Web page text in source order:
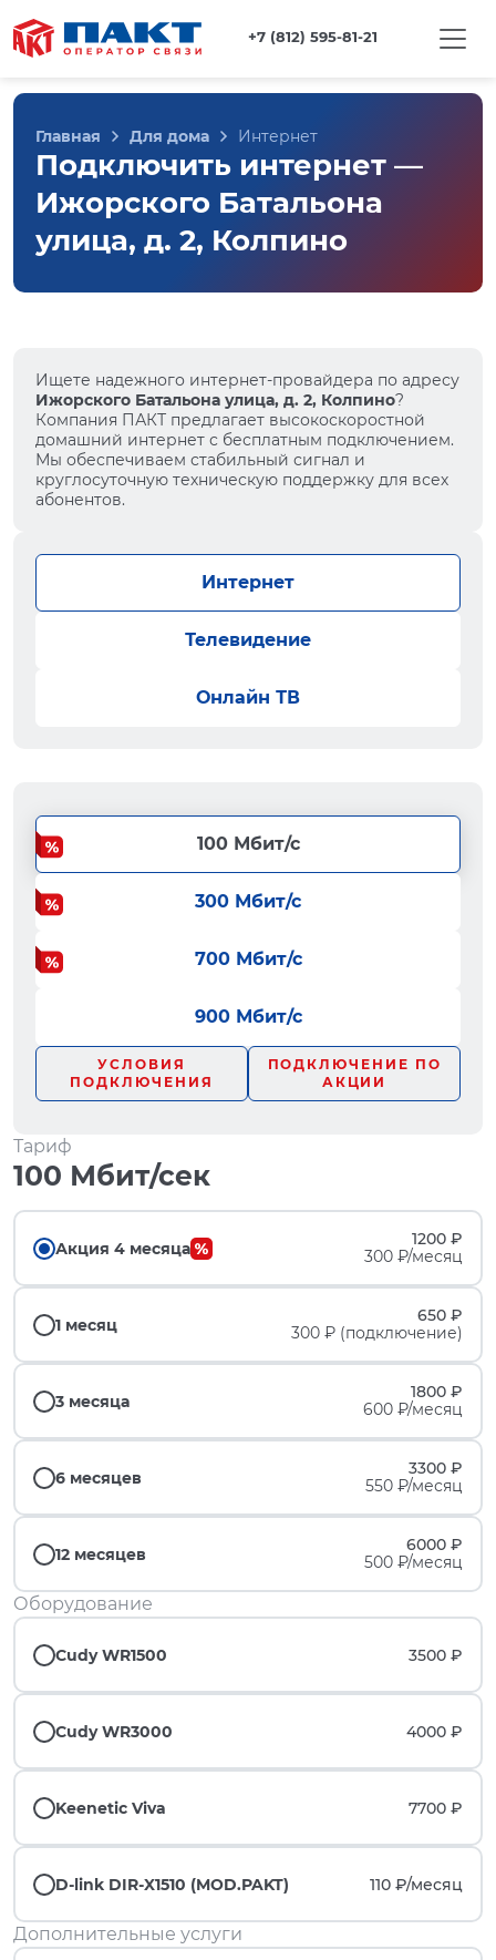
+7 (812) 595-81-21
Главная Для дома Интернет
Подключить интернет —
Ижорского Батальона
улица, д. 2, Колпино
Ищете надежного интернет-провайдера по адресу
Ижорского Батальона улица, д. 2, Колпино?
Компания ПАКТ предлагает высокоскоростной
домашний интернет с бесплатным подключением.
Мы обеспечиваем стабильный сигнал и
круглосуточную техническую поддержку для всех
абонентов.
Интернет
Телевидение
Онлайн ТВ
100 Мбит/с
300 Мбит/с
700 Мбит/с
900 Мбит/с
УСЛОВИЯ
ПОДКЛЮЧЕНИЯ
ПОДКЛЮЧЕНИЕ ПО
АКЦИИ
Тариф
100 Мбит/сек
Акция 4 месяца
1200 ₽
300 ₽/месяц
1 месяц
650 ₽
300 ₽ (подключение)
3 месяца
1800 ₽
600 ₽/месяц
6 месяцев
3300 ₽
550 ₽/месяц
12 месяцев
6000 ₽
500 ₽/месяц
Оборудование
Cudy WR1500 3500 ₽
Cudy WR3000 4000 ₽
Keenetic Viva 7700 ₽
D-link DIR-X1510 (MOD.PAKT) 110 ₽/месяц
Дополнительные услуги